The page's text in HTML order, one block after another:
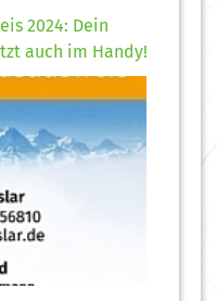
2024: Dein
auch im Handy!